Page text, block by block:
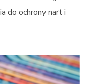
do ochrony nart i